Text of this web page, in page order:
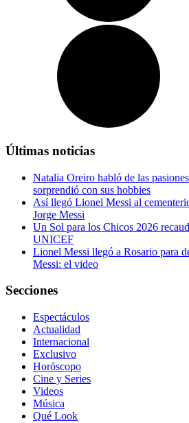
Últimas noticias
Natalia Oreiro habló de las
sorprendió con sus hobbies
Así llegó Lionel Messi al
Jorge Messi
Un Sol para los Chicos 2026
UNICEF
Lionel Messi llegó a Rosario para
Messi: el video
Secciones
Espectáculos
Actualidad
Internacional
Exclusivo
Horóscopo
Cine y Series
Videos
Música
Qué Look